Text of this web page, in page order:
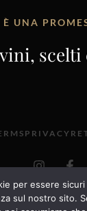
È UNA
scelti
PRIVACY
I
n
s
t
a
F
a
c
e
b
ENOROSEI,
per essere
sul nostro sito.